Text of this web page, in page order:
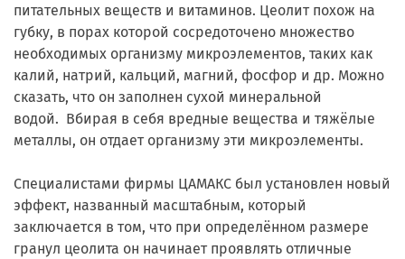
питательных веществ и витаминов. Цеолит похож на
губку, в порах которой сосредоточено множество
необходимых организму микроэлементов, таких как
калий, натрий, кальций, магний, фосфор и др. Можно
сказать, что он заполнен сухой минеральной
водой. Вбирая в себя вредные вещества и тяжёлые
металлы, он отдает организму эти микроэлементы.
Специалистами фирмы ЦАМАКС был установлен новый
эффект, названный масштабным, который
заключается в том, что при определённом размере
гранул цеолита он начинает проявлять отличные